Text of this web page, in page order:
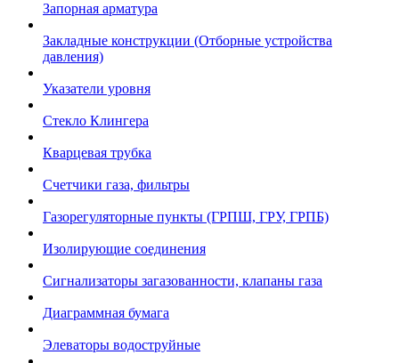
Запорная арматура
Закладные конструкции (Отборные устройства
давления)
Указатели уровня
Стекло Клингера
Кварцевая трубка
Счетчики газа, фильтры
Газорегуляторные пункты (ГРПШ, ГРУ, ГРПБ)
Изолирующие соединения
Сигнализаторы загазованности, клапаны газа
Диаграммная бумага
Элеваторы водоструйные